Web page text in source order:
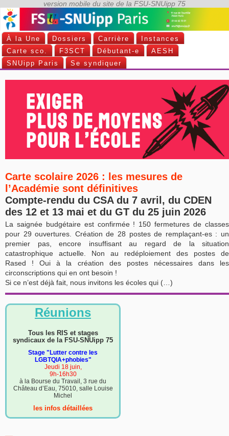
À la Une Dossiers Carrière
Instances
Carte sco.
F3SCT Débutant-e
AESH
SNUipp Paris
Se syndiquer
Carte scolaire 2026 : les mesures de
l’Académie sont définitives
Compte-rendu du CSA du 7 avril, du CDEN
des 12 et 13 mai et du GT du 25 juin 2026
La saignée budgétaire est confirmée ! 150 fermetures de classes
pour 29 ouvertures. Création de 28 postes de remplaçant-es : un
premier pas, encore insuffisant au regard de la situation
catastrophique actuelle. Non au redéploiement des postes de
Rased ! Oui à la création des postes nécessaires dans les
circonscriptions qui en ont besoin !
Si ce n’est déjà fait, nous invitons les écoles qui (…)
Réunions
Tous les RIS et stages
syndicaux de la FSU-SNUipp 75
Stage "Lutter contre les
LGBTQIA+phobies"
Jeudi 18 juin,
9h-16h30
à la Bourse du Travail, 3 rue du
Château d’Eau, 75010, salle Louise
Michel
les infos détaillées